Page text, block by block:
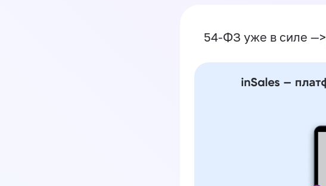
54-ФЗ уже в силе —>